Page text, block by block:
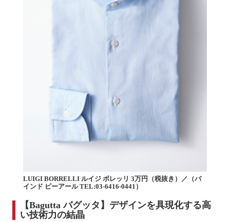
LUIGI BORRELLI ルイジ ボレッリ 3万円（税抜き）／（バ
インド ピーアール TEL:03-6416-0441）
【Bagutta バグッタ】デザインを具現化する高
い技術力の結晶